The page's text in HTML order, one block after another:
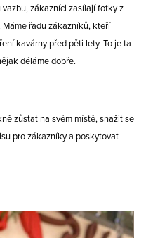
zákazníci zasílají fotky z
řadu zákazníků, kteří
kavárny před pěti lety. To je ta
děláme dobře.
zůstat na svém místě, snažit se
pro zákazníky a poskytovat